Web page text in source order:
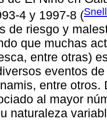
4 y 1997-8 (
de riesgo y
que muchas
entre otras)
eventos
entre otros.
al mayor
naturaleza